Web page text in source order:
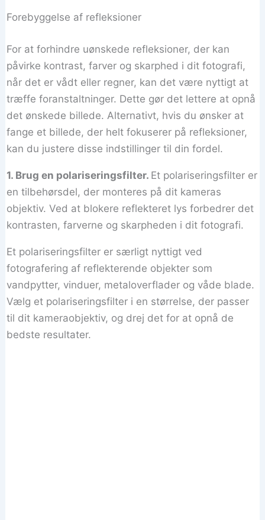
Forebyggelse af refleksioner
For at forhindre uønskede refleksioner, der kan
påvirke kontrast, farver og skarphed i dit fotografi,
når det er vådt eller regner, kan det være nyttigt at
træffe foranstaltninger. Dette gør det lettere at opnå
det ønskede billede. Alternativt, hvis du ønsker at
fange et billede, der helt fokuserer på refleksioner,
kan du justere disse indstillinger til din fordel.
1. Brug en polariseringsfilter. Et polariseringsfilter er
en tilbehørsdel, der monteres på dit kameras
objektiv. Ved at blokere reflekteret lys forbedrer det
kontrasten, farverne og skarpheden i dit fotografi.
Et polariseringsfilter er særligt nyttigt ved
fotografering af reflekterende objekter som
vandpytter, vinduer, metaloverflader og våde blade.
Vælg et polariseringsfilter i en størrelse, der passer
til dit kameraobjektiv, og drej det for at opnå de
bedste resultater.